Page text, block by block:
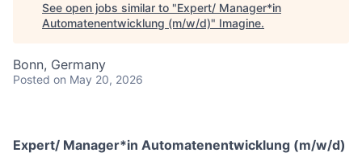
See open jobs similar to "Expert/ Manager*in
Automatenentwicklung (m/w/d)" Imagine.
Bonn, Germany
Posted on May 20, 2026
Expert/ Manager*in Automatenentwicklung (m/w/d)